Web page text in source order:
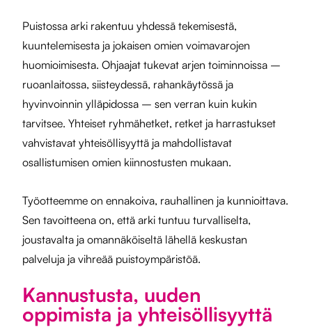
Puistossa arki rakentuu yhdessä tekemisestä,
kuuntelemisesta ja jokaisen omien voimavarojen
huomioimisesta. Ohjaajat tukevat arjen toiminnoissa –
ruoanlaitossa, siisteydessä, rahankäytössä ja
hyvinvoinnin ylläpidossa – sen verran kuin kukin
tarvitsee. Yhteiset ryhmähetket, retket ja harrastukset
vahvistavat yhteisöllisyyttä ja mahdollistavat
osallistumisen omien kiinnostusten mukaan.
Työotteemme on ennakoiva, rauhallinen ja kunnioittava.
Sen tavoitteena on, että arki tuntuu turvalliselta,
joustavalta ja omannäköiseltä lähellä keskustan
palveluja ja vihreää puistoympäristöä.
Kannustusta, uuden
oppimista ja yhteisöllisyyttä